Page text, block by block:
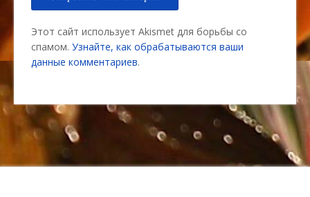
Этот сайт использует Akismet для борьбы со
спамом. Узнайте, как обрабатываются ваши
данные комментариев.